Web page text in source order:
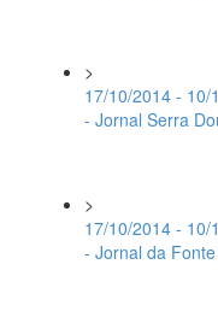
>
17/10/2014 - 10/
- Jornal Serra
>
17/10/2014 - 10/
- Jornal da